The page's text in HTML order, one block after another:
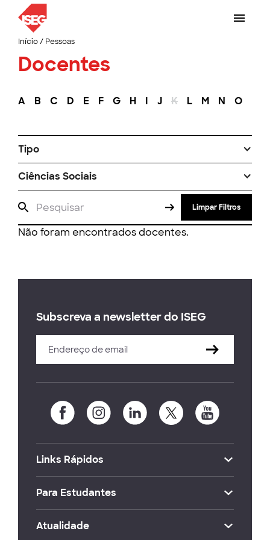
Início/ Pessoas
Docentes
A B C D E F G H I J K L M N O
Tipo
Ciências Sociais
Limpar Filtros
Não foram encontrados docentes.
Subscreva a newsletter do ISEG
Links Rápidos
Para Estudantes
Atualidade